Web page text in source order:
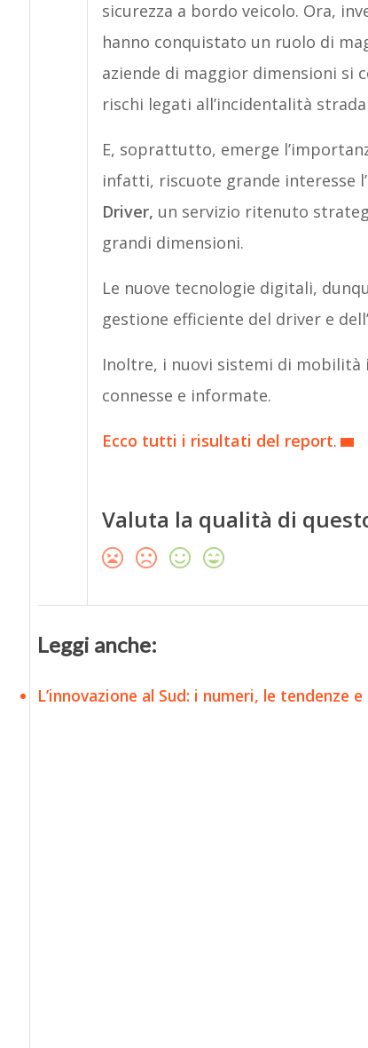
sicurezza a bordo veicolo. Ora,
hanno conquistato un ruolo di
aziende di maggior dimensioni si
rischi legati all’incidentalità
E, soprattutto, emerge
infatti, riscuote grande interesse
Driver, un servizio ritenuto
grandi dimensioni.
Le nuove tecnologie digitali,
gestione efficiente del driver e
Inoltre, i nuovi sistemi di mobilità
connesse e informate.
Ecco tutti i risultati del report.
Valuta la qualità di
Leggi anche:
L’innovazione al Sud: i numeri, le